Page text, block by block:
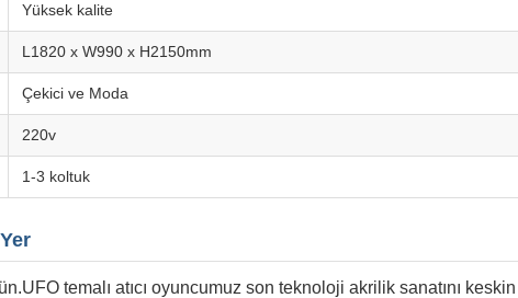
Yüksek kalite
L1820 x W990 x H2150mm
Çekici ve Moda
220v
1-3 koltuk
temalı atıcı oyuncumuz son teknoloji akrilik sanatını